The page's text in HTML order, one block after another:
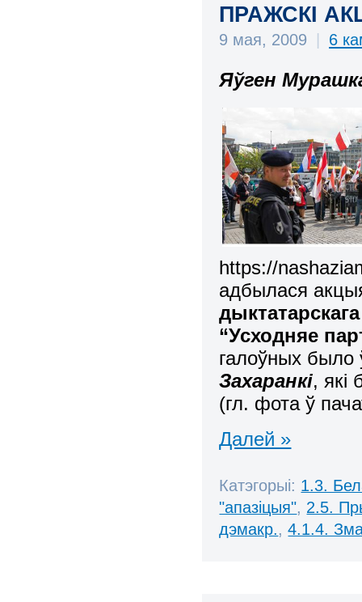
ПРАЖСКІ
9 мая, 2009 | 6
Яўген
https://
адбылася
“Усходняе
галоўных было
Захаранкі, які
(гл. фота ў
Далей »
Катэгорыі: 1.3.
"апазіцыя", 2.5.
дэмакр.,4.1.4.